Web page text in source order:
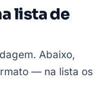
lista de
Abaixo,
— na lista os